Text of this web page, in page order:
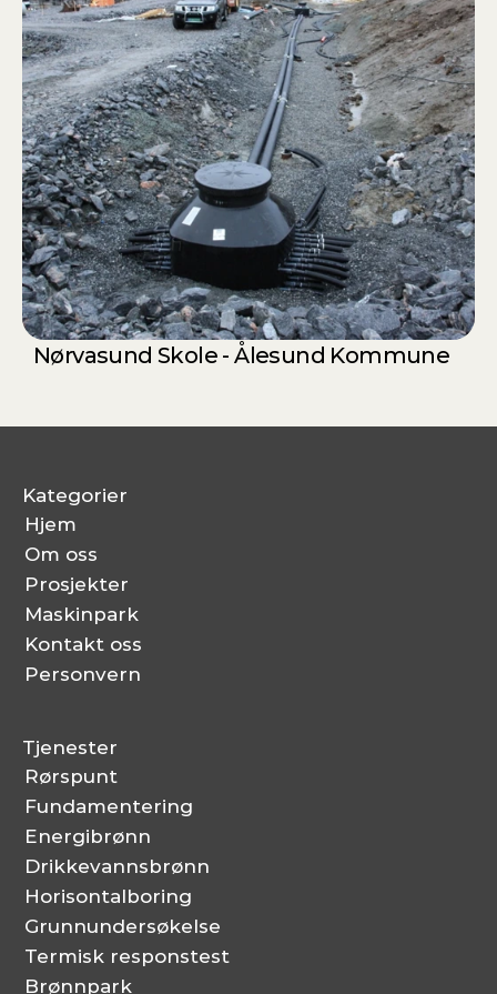
Nørvasund Skole - Ålesund Kommune
Kategorier
Hjem
Om oss
Prosjekter
Maskinpark
Kontakt oss
Personvern
Tjenester
Rørspunt
Fundamentering
Energibrønn
Drikkevannsbrønn
Horisontalboring
Grunnundersøkelse
Termisk responstest
Brønnpark